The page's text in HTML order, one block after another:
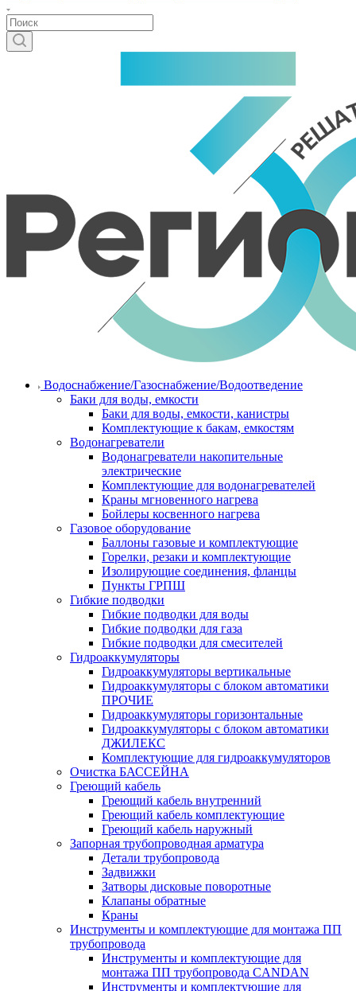
Водоснабжение/Газоснабжение/Водоотведение
Баки для воды, емкости
Баки для воды, емкости, канистры
Комплектующие к бакам, емкостям
Водонагреватели
Водонагреватели накопительные
электрические
Комплектующие для водонагревателей
Краны мгновенного нагрева
Бойлеры косвенного нагрева
Газовое оборудование
Баллоны газовые и комплектующие
Горелки, резаки и комплектующие
Изолирующие соединения, фланцы
Пункты ГРПШ
Гибкие подводки
Гибкие подводки для воды
Гибкие подводки для газа
Гибкие подводки для смесителей
Гидроаккумуляторы
Гидроаккумуляторы вертикальные
Гидроаккумуляторы с блоком автоматики
ПРОЧИЕ
Гидроаккумуляторы горизонтальные
Гидроаккумуляторы с блоком автоматики
ДЖИЛЕКС
Комплектующие для гидроаккумуляторов
Очистка БАССЕЙНА
Греющий кабель
Греющий кабель внутренний
Греющий кабель комплектующие
Греющий кабель наружный
Запорная трубопроводная арматура
Детали трубопровода
Задвижки
Затворы дисковые поворотные
Клапаны обратные
Краны
Инструменты и комплектующие для монтажа ПП
трубопровода
Инструменты и комплектующие для
монтажа ПП трубопровода CANDAN
Инструменты и комплектующие для